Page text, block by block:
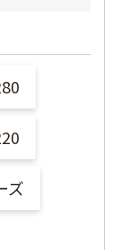
ズ